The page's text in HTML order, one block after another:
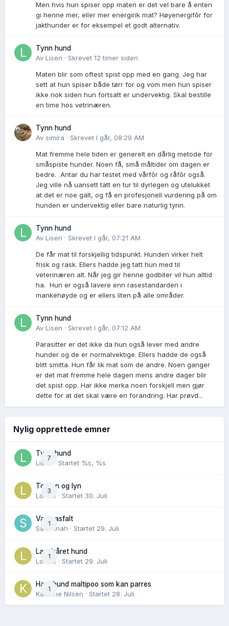
Men hvis hun spiser opp maten er det vel bare å enten
gi henne mer, eller mer energirik mat? Høyenergifôr for
jakthunder er for eksempel et godt alternativ.
Tynn hund
Av Lisen · Skrevet 12 timer siden
Maten blir som oftest spist opp med en gang. Jeg har
sett at hun spiser både tørr for og vom men hun spiser
ikke nok siden hun fortsatt er undervektig. Skal bestille
en time hos vetrinæren.
Tynn hund
Av simira · Skrevet I går, 08:29 AM
Mat fremme hele tiden er generelt en dårlig metode for
småspiste hunder. Noen få, små måltider om dagen er
bedre. Antar du har testet med vårfôr og råfôr også.
Jeg ville nå uansett tatt en tur til dyrlegen og utelukket
at det er noe galt, og få en profesjonell vurdering på om
hunden er undervektig eller bare naturlig tynn.
Tynn hund
Av Lisen · Skrevet I går, 07:21 AM
De får mat til forskjellig tidspunkt. Hunden virker helt
frisk og rask. Ellers hadde jeg tatt hun med til
veterinæren alt. Når jeg gir henne godbiter vil hun alltid
ha. Hun er også lavere enn rasestandarden i
mankehøyde og er ellers liten på alle områder.
Tynn hund
Av Lisen · Skrevet I går, 07:12 AM
Parasitter er det ikke da hun også lever med andre
hunder og de er normalvektige. Ellers hadde de også
blitt smitta. Hun får lik mat som de andre. Noen ganger
er det mat fremme hele dagen mens andre dager blir
det spist opp. Har ikke merka noen forskjell men gjør
dette for at det skal være en forandring. Har prøvd...
Nylig opprettede emner
7
Tynn hund
Lisen
· Startet %s, %s
3
Torden og lyn
Lovise · Startet 30. Juli
1
Varm asfalt
Savannah · Startet 29. Juli
1
Langhåret hund
Lovise · Startet 29. Juli
1
Hannhund maltipoo som kan parres
Karoline Nilsen · Startet 28. Juli